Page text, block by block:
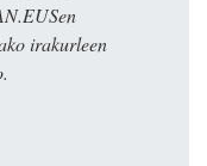
irakurleen